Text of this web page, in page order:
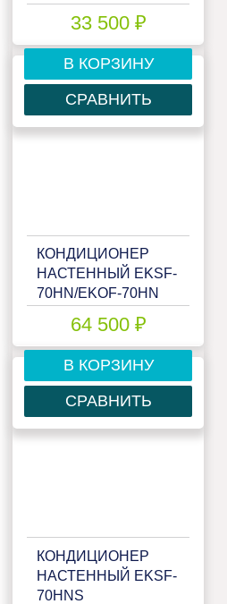
33 500 ₽
В КОРЗИНУ
СРАВНИТЬ
КОНДИЦИОНЕР
НАСТЕННЫЙ EKSF-
70HN/EKOF-70HN
64 500 ₽
В КОРЗИНУ
СРАВНИТЬ
КОНДИЦИОНЕР
НАСТЕННЫЙ EKSF-
70HNS